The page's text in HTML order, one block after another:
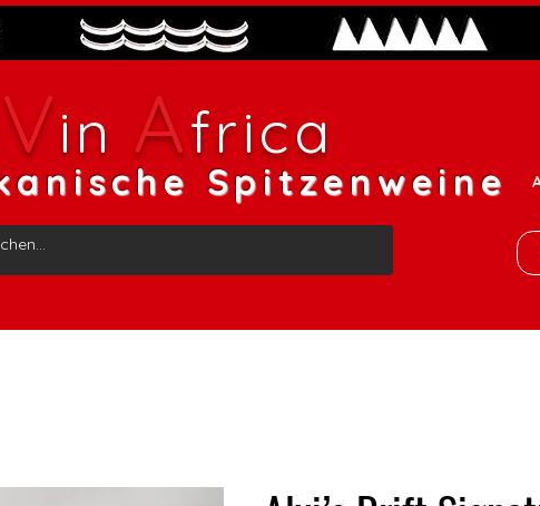
Vin Africa
Spitzenweine